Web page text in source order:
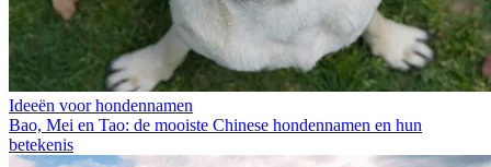
Ideeën voor hondennamen
Bao, Mei en Tao: de mooiste Chinese hondennamen en hun
betekenis